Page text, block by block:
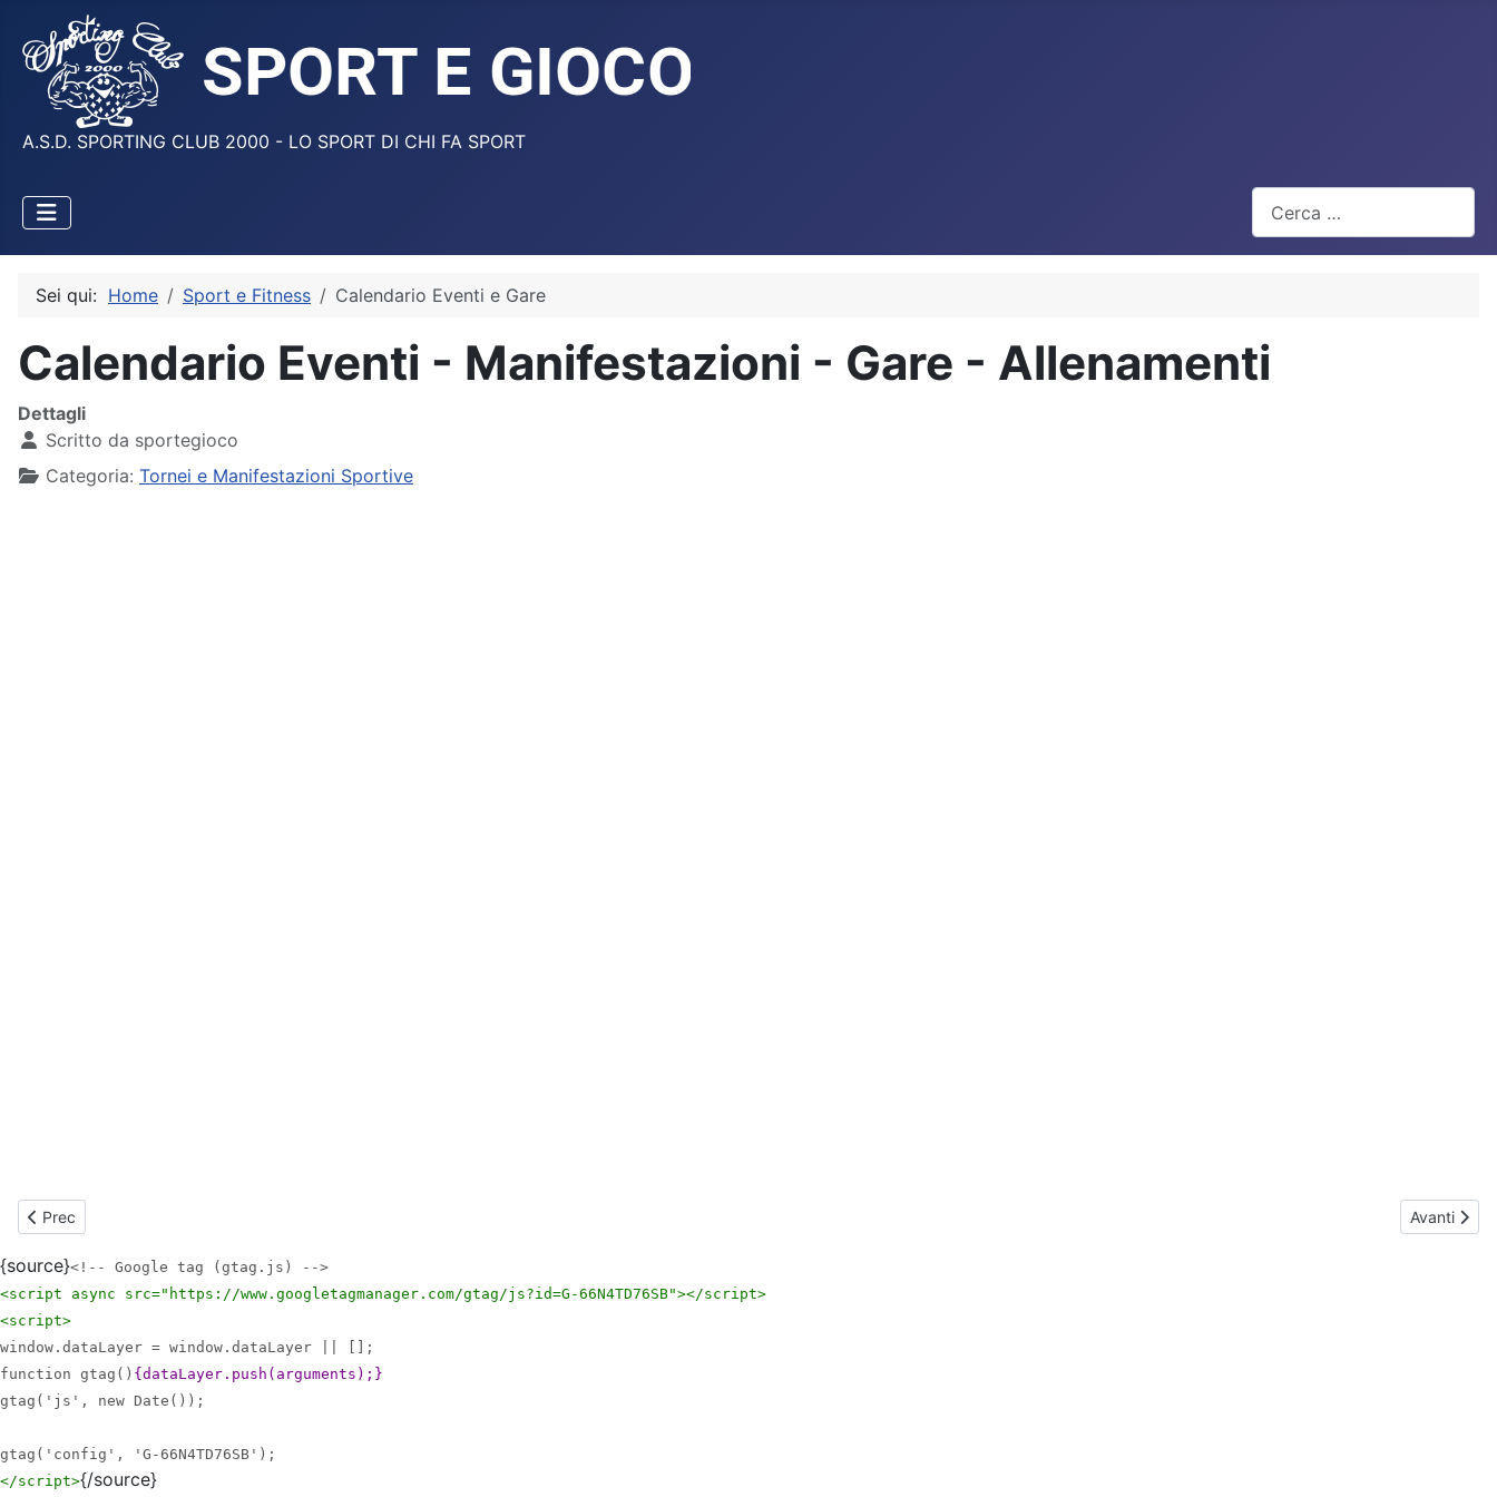
A.S.D. SPORTING CLUB 2000 - LO SPORT DI CHI FA SPORT
Sei qui: Home Sport e Fitness Calendario Eventi e Gare
Calendario Eventi - Manifestazioni - Gare - Allenamenti
Dettagli
Scritto da sportegioco
Categoria: Tornei e Manifestazioni Sportive
Articolo precedente: Anno 2013-2014 - Manifestazioni di Natale - DICEMBRE 2013
Prec Articolo
Avanti
{source}<!-- Google tag (gtag.js) -->
<script async src="https://www.googletagmanager.com/gtag/js?id=G-66N4TD76SB"></script>
<script>
window.dataLayer = window.dataLayer || [];
function gtag() {dataLayer.push(arguments);}
gtag('js', new Date());
gtag('config', 'G-66N4TD76SB');
</script>{/source}